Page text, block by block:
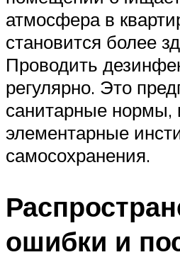
атмосфера в
становится более
Проводить
регулярно. Это
санитарные нормы,
элементарные
самосохранения.
ошибки и